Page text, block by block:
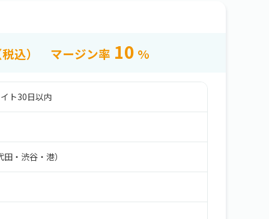
込） マージン率 10 %
ト30日以内
・渋谷・港）